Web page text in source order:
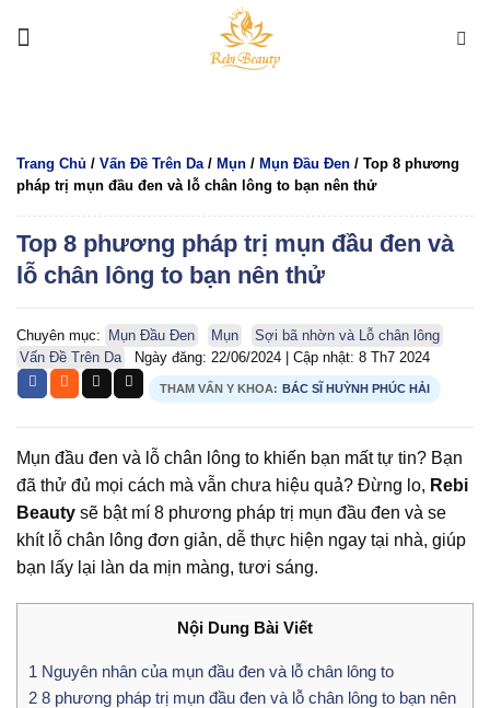
qua
Trang Chủ / Vấn Đề Trên Da/ Mụn / Mụn Đầu Đen / Top 8 phương
pháp trị mụn đầu đen và lỗ chân lông to bạn nên thử
Top 8 phương pháp trị mụn đầu đen và
lỗ chân lông to bạn nên thử
Chuyên mục: Mụn Đầu Đen Mụn
Sợi bã nhờn và Lỗ chân lông
Vấn Đề Trên Da
Ngày đăng: 22/06/2024 Cập nhật: 8 Th7 2024
THAM VẤN Y KHOA: BÁC SĨ HUỲNH PHÚC HẢI
Mụn đầu đen và lỗ chân lông to khiến bạn mất tự tin? Bạn
đã thử đủ mọi cách mà vẫn chưa hiệu quả? Đừng lo, Rebi
Beauty sẽ bật mí 8 phương pháp trị mụn đầu đen và se
khít lỗ chân lông đơn giản, dễ thực hiện ngay tại nhà, giúp
bạn lấy lại làn da mịn màng, tươi sáng.
Nội Dung Bài Viết
1 Nguyên nhân của mụn đầu đen và lỗ chân lông to
2 8 phương pháp trị mụn đầu đen và lỗ chân lông to bạn nên